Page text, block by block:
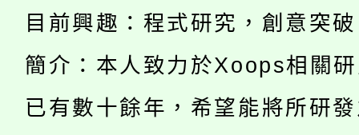
程，歡迎學生輔導中心
心理、諮商輔導、社會
系所師生報名參加。
學期銜接期間理賠案件
學籍身 分審查程序及
淨零綠領人才培育課程
公告本校115學年度第
目前興趣：程式研究，創意突
簡介：本人致力於Xoops相關
已有數十餘年，希望能將所研